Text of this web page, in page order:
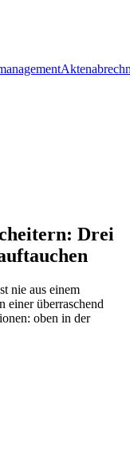
Drei
nie aus einem
einer überraschend
oben in der